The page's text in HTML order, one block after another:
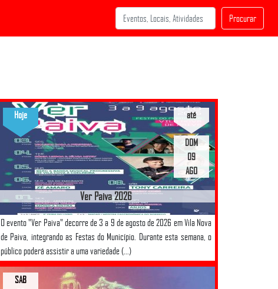
Procurar
Ver Paiva 2026
O evento "Ver Paiva" decorre de 3 a 9 de agosto de 2026 em Vila Nova
de Paiva, integrando as Festas do Município. Durante esta semana, o
público poderá assistir a uma variedade (...)
até
DOM
09
AGO
Hoje
SAB